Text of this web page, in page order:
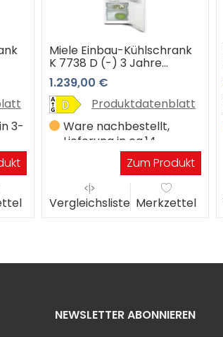
3-
Miele Einbau-Kühlschrank
K 7738 D (-) 3 Jahre
Premiumshop Garantie
1.239,00 €
Produktdatenblatt
Ware nachbestellt,
Lieferung in ca.14
WerktagenZum Produkt
Vergleichsliste Merkzettel
NEWSLETTER ABONNIEREN